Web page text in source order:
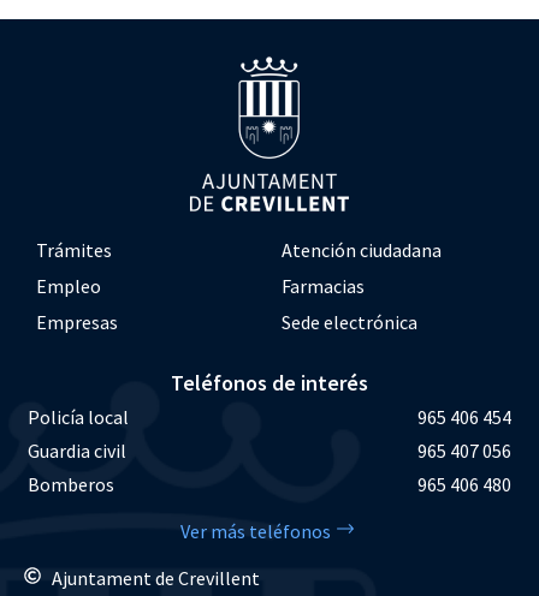
Trámites
Atención ciudadana
Empleo
Farmacias
Empresas
Sede electrónica
Teléfonos de interés
Policía local
965 406 454
Guardia civil
965 407 056
Bomberos
965 406 480
Ver más teléfonos
Ajuntament de Crevillent